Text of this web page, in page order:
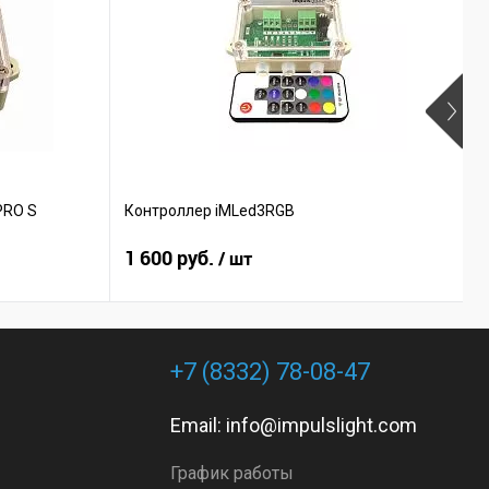
S Контроллер iMLed3RGB
1 600 руб. / шт
+7 (8332) 78-08-47
Email: info@impulslight.com
График работы